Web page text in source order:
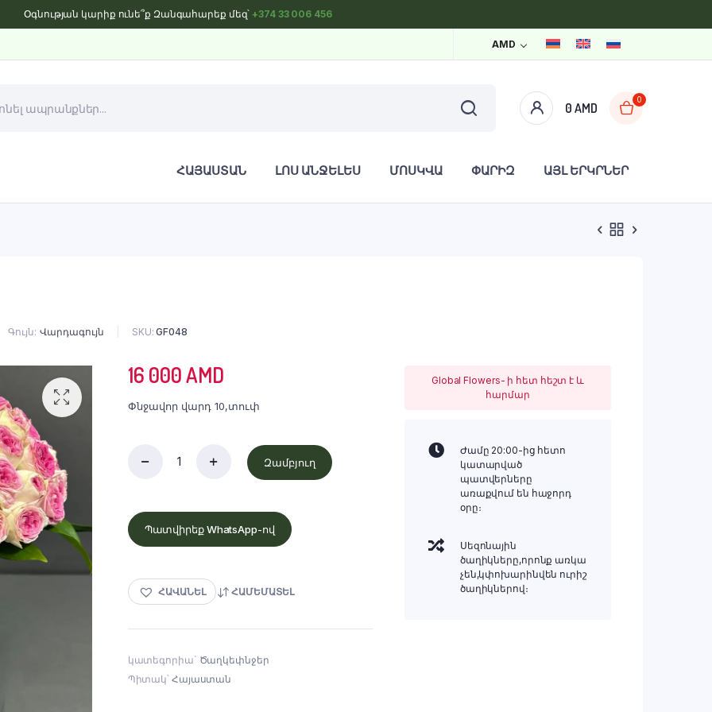
Օգնության կարիք ունե՞ք Զանգահարեք մեզ՝ +374 33 006 456
AMD
0 AMD
0
ՀԱՅԱՍՏԱՆ ԼՈՍ ԱՆՋԵԼԵՍ ՄՈՍԿՎԱ ՓԱՐԻԶ ԱՅԼ ԵՐԿՐՆԵՐ
Գույն Վարդագույն SKU: GF048
16 000AMD
Փնջավոր վարդ 10,տուփ
Զամբյուղ
Պատվիրեք WhatsApp-ով
ՀԱՎԱՆԵԼ ՀԱՄԵՄԱՏԵԼ
կատեգորիա` Ծաղկեփնջեր
Պիտակ՝ Հայաստան
Global Flowers- ի հետ հեշտ է և
հարմար
Ժամը 20:00-ից հետո
կատարված
պատվերները
առաքվում են հաջորդ
օրը։
Սեզոնային
ծաղիկները,որոնք առկա
չեն,կփոխարինվեն ուրիշ
ծաղիկներով։